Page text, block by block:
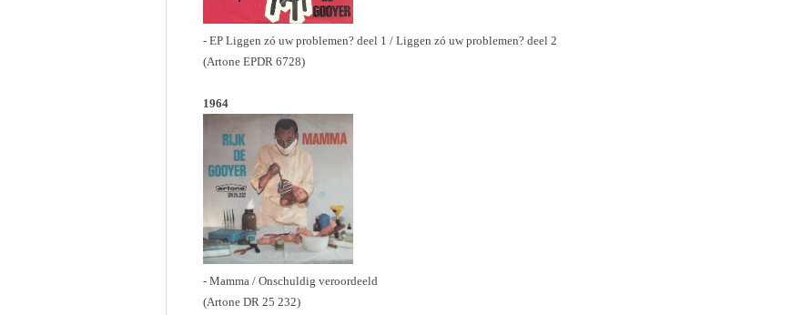
- EP Liggen zó uw problemen? deel 1 / Liggen zó uw problemen? deel 2
(Artone EPDR 6728)
1964
- Mamma / Onschuldig veroordeeld
(Artone DR 25 232)